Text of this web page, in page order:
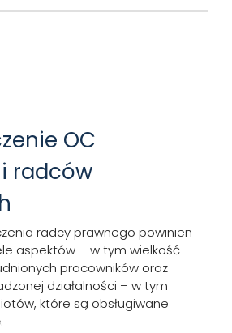
OC
radców
radcy prawnego powinien
aspektów – w tym wielkość
pracowników oraz
działalności – w tym
które są obsługiwane